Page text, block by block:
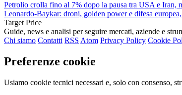
Petrolio crolla fino al 7% dopo la pausa tra USA e Iran,
Leonardo-Baykar: droni, golden power e difesa
Target Price
Guide, news e analisi per seguire mercati, aziende e
Chi siamo Contatti RSS Atom Privacy Policy Cookie
Preferenze cookie
Usiamo cookie tecnici necessari e, solo con consenso,